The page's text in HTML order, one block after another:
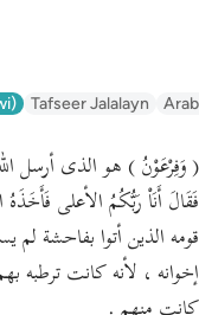
Tafseer Jalalayn
( وَفِرْعَوْنُ ) هو الذى أرسل
فَقَالَ أَنَاْ رَبُّكُمُ الأعلى
قومه الذين أتوا بفاحشة لم
إخوانه ، لأنه كانت ترطبه